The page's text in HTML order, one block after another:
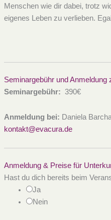
Menschen wie dir dabei, trotz
eigenes Leben zu verlieben.
Seminargebühr und Anmeldung
Seminargebühr: 390€
Anmeldung bei: Daniela
kontakt@evacura.de
Anmeldung & Preise für
Hast du dich bereits beim
Ja
Nein